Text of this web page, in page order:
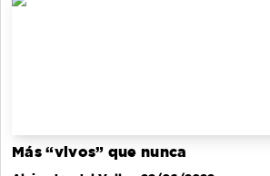
Más “vivos” que nunca